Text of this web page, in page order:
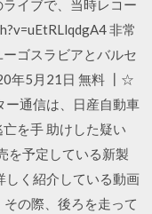
イブで、当時レコー
非常
ゴスラビアとバルセ
年5月21日 無料 ┃☆
ー通信は、日産自動車
を手 助けした疑い
を予定している新製
しく紹介している動画
の際、後ろを走って